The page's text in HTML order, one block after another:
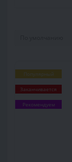
Популярный
Заканчивается
Рекомендуем